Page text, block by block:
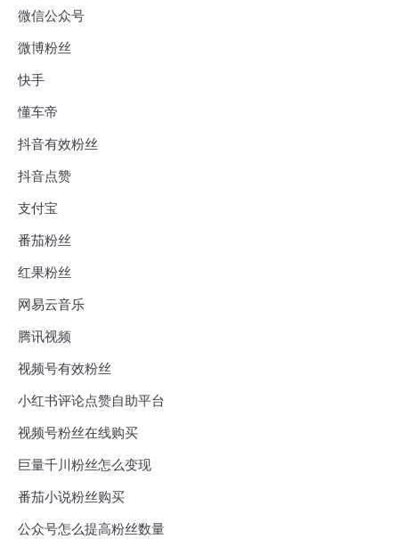
微信公众号
微博粉丝
快手
懂车帝
抖音有效粉丝
抖音点赞
支付宝
番茄粉丝
红果粉丝
网易云音乐
腾讯视频
视频号有效粉丝
小红书评论点赞自助平台
视频号粉丝在线购买
巨量千川粉丝怎么变现
番茄小说粉丝购买
公众号怎么提高粉丝数量